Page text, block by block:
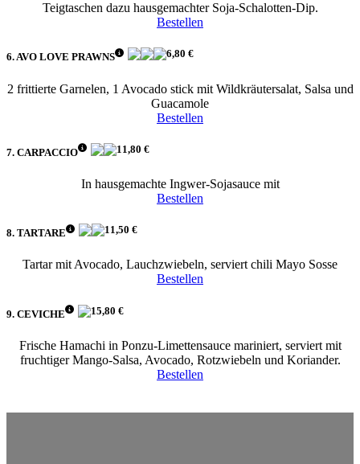
Teigtaschen dazu hausgemachter Soja-Schalotten-Dip.
Bestellen
6. AVO LOVE PRAWNS 6,80 €
2 frittierte Garnelen, 1 Avocado stick mit Wildkräutersalat, Salsa und
Guacamole
Bestellen
7. CARPACCIO 11,80 €
In hausgemachte Ingwer-Sojasauce mit
Bestellen
8. TARTARE 11,50 €
Tartar mit Avocado, Lauchzwiebeln, serviert chili Mayo Sosse
Bestellen
9. CEVICHE 15,80 €
Frische Hamachi in Ponzu-Limettensauce mariniert, serviert mit
fruchtiger Mango-Salsa, Avocado, Rotzwiebeln und Koriander.
Bestellen